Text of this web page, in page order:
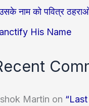
नाम को पवित्र
His Name
Martin on